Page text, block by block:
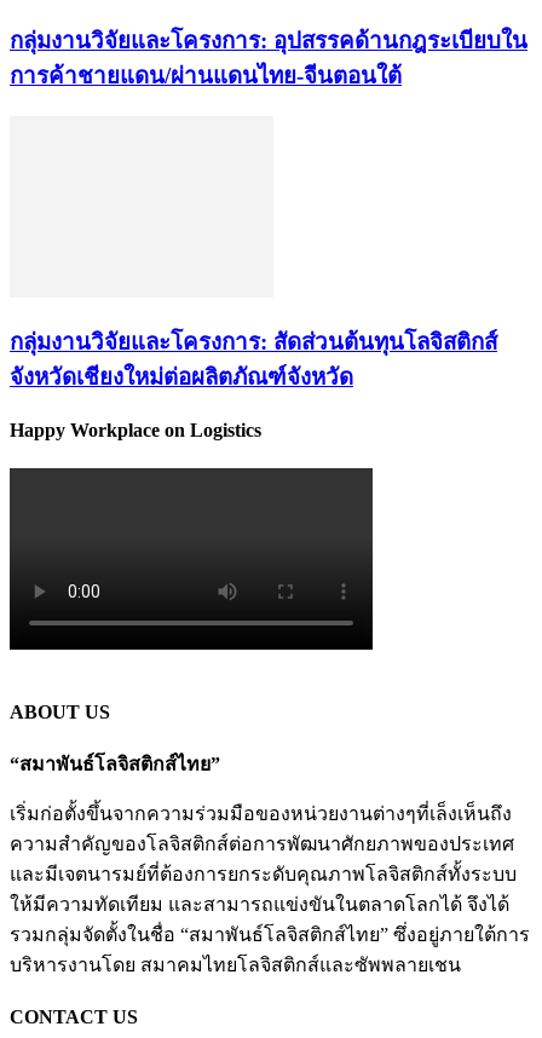
กลุ่มงานวิจัยและโครงการ: อุปสรรคด้านกฎระเบียบใน
การค้าชายแดน/ผ่านแดนไทย-จีนตอนใต้
กลุ่มงานวิจัยและโครงการ: สัดส่วนต้นทุนโลจิสติกส์
จังหวัดเชียงใหม่ต่อผลิตภัณฑ์จังหวัด
Happy Workplace on Logistics
ABOUT US
“สมาพันธ์โลจิสติกส์ไทย”
เริ่มก่อตั้งขึ้นจากความร่วมมือของหน่วยงานต่างๆที่เล็งเห็นถึง
ความสำคัญของโลจิสติกส์ต่อการพัฒนาศักยภาพของประเทศ
และมีเจตนารมย์ที่ต้องการยกระดับคุณภาพโลจิสติกส์ทั้งระบบ
ให้มีความทัดเทียม และสามารถแข่งขันในตลาดโลกได้ จึงได้
รวมกลุ่มจัดตั้งในชื่อ “สมาพันธ์โลจิสติกส์ไทย” ซึ่งอยู่ภายใต้การ
บริหารงานโดย สมาคมไทยโลจิสติกส์และซัพพลายเชน
CONTACT US